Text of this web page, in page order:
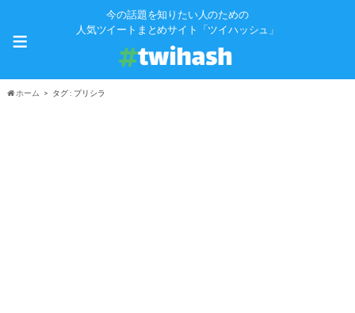
今の話題を知りたい人のための
人気ツイートまとめサイト「ツイハッシュ」
≡
ホーム タグ : プリシラ